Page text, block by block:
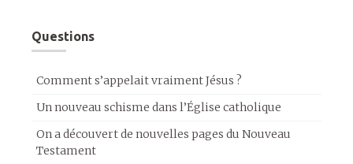
Questions
Comment s’appelait vraiment Jésus ?
Un nouveau schisme dans l’Église catholique
On a découvert de nouvelles pages du Nouveau
Testament